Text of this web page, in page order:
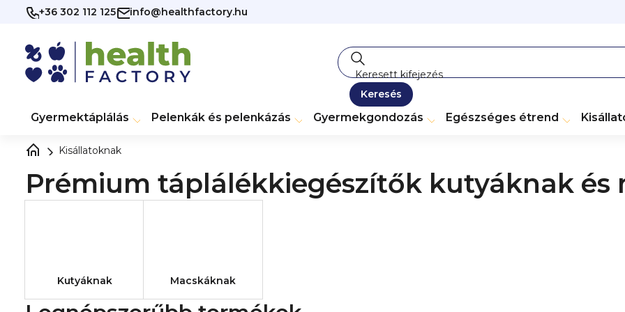
Ugrás
tartalomhoz
+36 302 112 125 info@healthfactory.hu
Keresés
Gyermektáplálás Pelenkák és pelenkázás Gyermekgondozás Egészséges étrend
Kisállatoknak
Prémium táplálékkiegészítők kutyáknak és
Kutyáknak Macskáknak